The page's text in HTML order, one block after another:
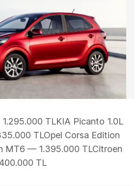
TLKIA Picanto 1.0L
TLOpel Corsa Edition
MT6 — 1.395.000 TLCitroen
TL